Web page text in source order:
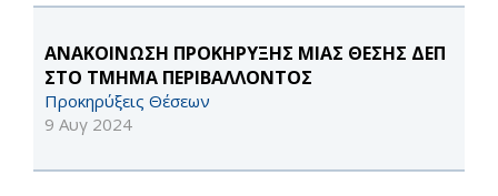
ΑΝΑΚΟΙΝΩΣΗ ΠΡΟΚΗΡΥΞΗΣ ΜΙΑΣ ΘΕΣΗΣ ΔΕΠ
ΣΤΟ ΤΜΗΜΑ ΠΕΡΙΒΑΛΛΟΝΤΟΣ
Προκηρύξεις Θέσεων
9 Αυγ 2024